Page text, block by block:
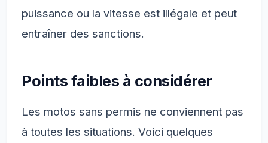
puissance ou la vitesse est illégale et peut
entraîner des sanctions.
Points faibles à considérer
Les motos sans permis ne conviennent pas
à toutes les situations. Voici quelques